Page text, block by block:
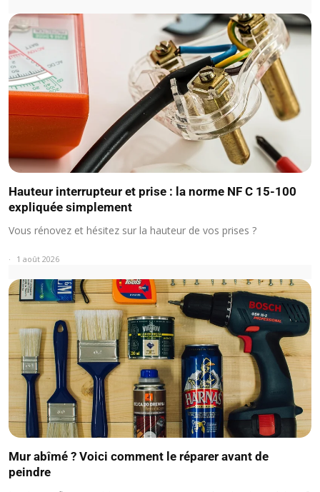
Hauteur interrupteur et prise : la norme NF C 15-100
expliquée simplement
Vous rénovez et hésitez sur la hauteur de vos prises ?
1 août 2026
Mur abîmé ? Voici comment le réparer avant de
peindre